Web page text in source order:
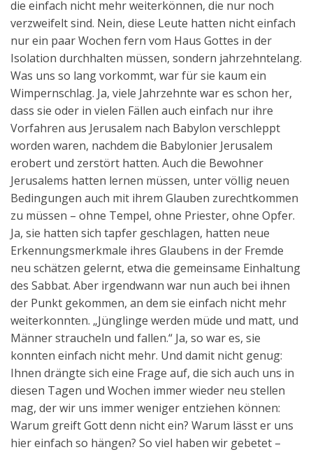
die einfach nicht mehr weiterkönnen, die nur noch
verzweifelt sind. Nein, diese Leute hatten nicht einfach
nur ein paar Wochen fern vom Haus Gottes in der
Isolation durchhalten müssen, sondern jahrzehntelang.
Was uns so lang vorkommt, war für sie kaum ein
Wimpernschlag. Ja, viele Jahrzehnte war es schon her,
dass sie oder in vielen Fällen auch einfach nur ihre
Vorfahren aus Jerusalem nach Babylon verschleppt
worden waren, nachdem die Babylonier Jerusalem
erobert und zerstört hatten. Auch die Bewohner
Jerusalems hatten lernen müssen, unter völlig neuen
Bedingungen auch mit ihrem Glauben zurechtkommen
zu müssen – ohne Tempel, ohne Priester, ohne Opfer.
Ja, sie hatten sich tapfer geschlagen, hatten neue
Erkennungsmerkmale ihres Glaubens in der Fremde
neu schätzen gelernt, etwa die gemeinsame Einhaltung
des Sabbat. Aber irgendwann war nun auch bei ihnen
der Punkt gekommen, an dem sie einfach nicht mehr
weiterkonnten. „Jünglinge werden müde und matt, und
Männer straucheln und fallen.“ Ja, so war es, sie
konnten einfach nicht mehr. Und damit nicht genug:
Ihnen drängte sich eine Frage auf, die sich auch uns in
diesen Tagen und Wochen immer wieder neu stellen
mag, der wir uns immer weniger entziehen können:
Warum greift Gott denn nicht ein? Warum lässt er uns
hier einfach so hängen? So viel haben wir gebetet –